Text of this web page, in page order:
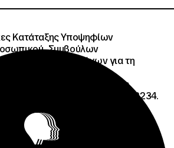
Κατάταξης Υποψηφίων
Συμβούλων
Συμβούλων Ψυχολόγων για τη
2027 της ΑΠ
05-2026 πρόσκλησης, της
Ευκαιρίας», ΟΠΣ 6003234.